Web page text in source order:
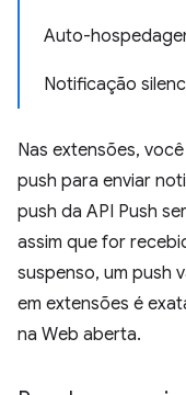
Auto-
Notificação
Nas extensões,
push para enviar
push da API Push
assim que for
suspenso, um push
em extensões é
na Web aberta.